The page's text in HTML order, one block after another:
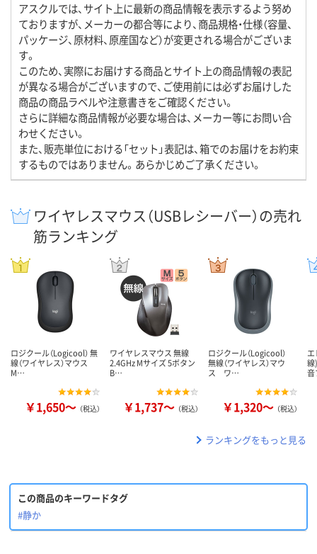
アスクルでは、サイト上に最新の商品情報を表示するよう努め
ておりますが、メーカーの都合等により、商品規格・仕様（容量、
パッケージ、原材料、原産国など）が変更される場合がございま
す。
このため、実際にお届けする商品とサイト上の商品情報の表記
が異なる場合がございますので、ご使用前には必ずお届けした
商品の商品ラベルや注意書きをご確認ください。
さらに詳細な商品情報が必要な場合は、メーカー等にお問い合
わせください。
また、販売単位における「セット」表記は、箱でのお届けをお約束
するものではありません。あらかじめご了承ください。
ワイヤレスマウス（USBレシーバー）の売れ
筋ランキング
ロジクール（Logicool） 無
線（ワイヤレス）マウス
M…
￥1,650～ （税込）
ワイヤレスマウス 無線
2.4GHz Mサイズ 5ボタン
B…
￥1,737～ （税込）
ロジクール（Logicool）
無線（ワイヤレス）マウ
ス ワ…
￥1,320～ （税込）
線
ランキングをもっと見る
この商品のキーワードタグ
#静か